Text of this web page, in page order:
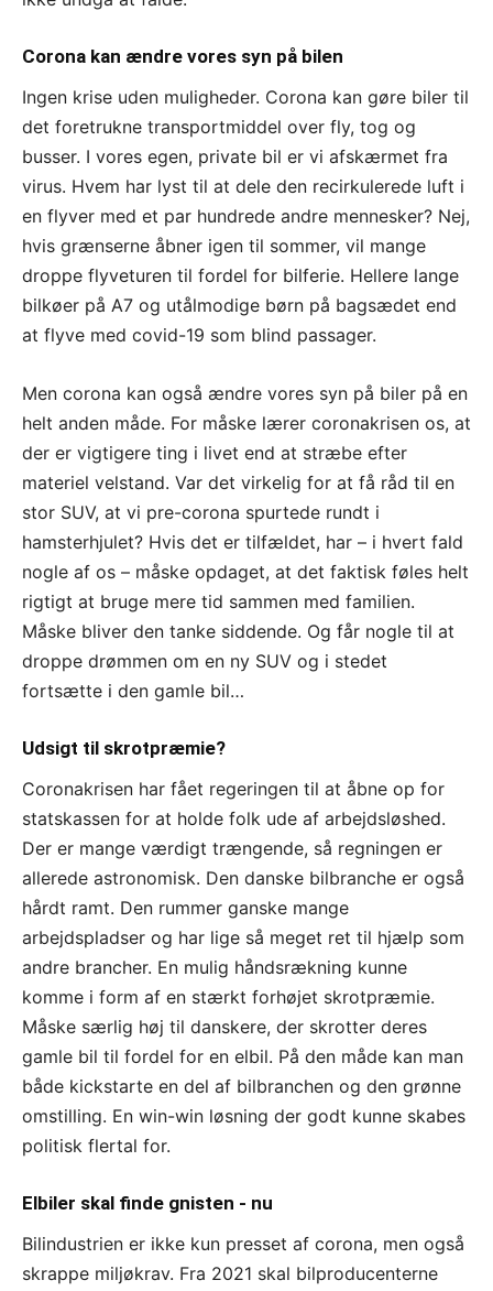
Corona kan ændre vores syn på bilen
Ingen krise uden muligheder. Corona kan gøre biler til
det foretrukne transportmiddel over fly, tog og
busser. I vores egen, private bil er vi afskærmet fra
virus. Hvem har lyst til at dele den recirkulerede luft i
en flyver med et par hundrede andre mennesker? Nej,
hvis grænserne åbner igen til sommer, vil mange
droppe flyveturen til fordel for bilferie. Hellere lange
bilkøer på A7 og utålmodige børn på bagsædet end
at flyve med covid-19 som blind passager.
Men corona kan også ændre vores syn på biler på en
helt anden måde. For måske lærer coronakrisen os, at
der er vigtigere ting i livet end at stræbe efter
materiel velstand. Var det virkelig for at få råd til en
stor SUV, at vi pre-corona spurtede rundt i
hamsterhjulet? Hvis det er tilfældet, har – i hvert fald
nogle af os – måske opdaget, at det faktisk føles helt
rigtigt at bruge mere tid sammen med familien.
Måske bliver den tanke siddende. Og får nogle til at
droppe drømmen om en ny SUV og i stedet
fortsætte i den gamle bil…
Udsigt til skrotpræmie?
Coronakrisen har fået regeringen til at åbne op for
statskassen for at holde folk ude af arbejdsløshed.
Der er mange værdigt trængende, så regningen er
allerede astronomisk. Den danske bilbranche er også
hårdt ramt. Den rummer ganske mange
arbejdspladser og har lige så meget ret til hjælp som
andre brancher. En mulig håndsrækning kunne
komme i form af en stærkt forhøjet skrotpræmie.
Måske særlig høj til danskere, der skrotter deres
gamle bil til fordel for en elbil. På den måde kan man
både kickstarte en del af bilbranchen og den grønne
omstilling. En win-win løsning der godt kunne skabes
politisk flertal for.
Elbiler skal finde gnisten - nu
Bilindustrien er ikke kun presset af corona, men også
skrappe miljøkrav. Fra 2021 skal bilproducenterne